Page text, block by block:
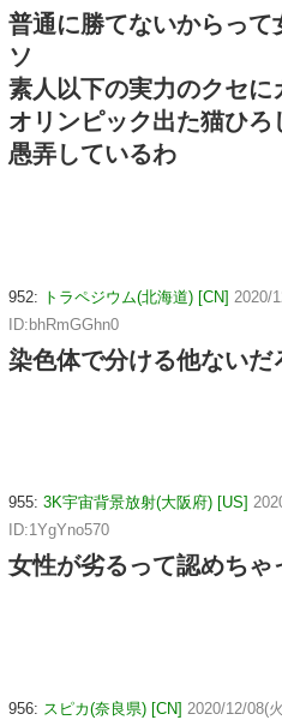
普通に勝てないからって
ソ
素人以下の実力のクセに
オリンピック出た猫ひ
愚弄しているわ
952: トラペジウム(北海道) [CN] 2020/
ID:bhRmGGhn0
染色体で分ける他ないだ
955: 3K宇宙背景放射(大阪府) [US]
ID:1YgYno570
女性が劣るって認めちゃ
956: スピカ(奈良県) [CN] 2020/12/08(